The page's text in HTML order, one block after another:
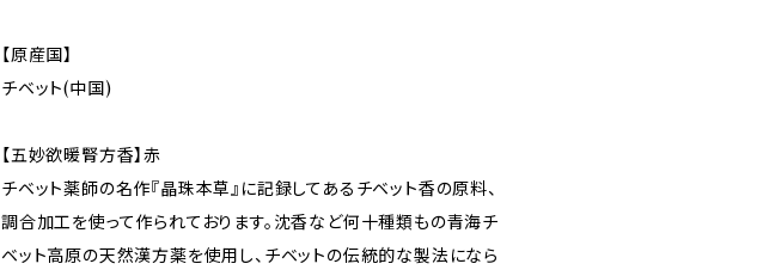
【原産国】
チベット(中国)
【五妙欲暖腎方香】赤
チベット薬師の名作『晶珠本草』に記録してあるチベット香の原料、
調合加工を使って作られております。沈香など何十種類もの青海チ
ベット高原の天然漢方薬を使用し、チベットの伝統的な製法になら